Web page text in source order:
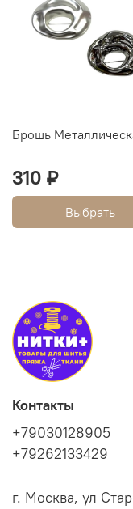
Брошь
310 ₽
Выбрать
Контакты
+79030128905
+79262133429
г. Москва, ул